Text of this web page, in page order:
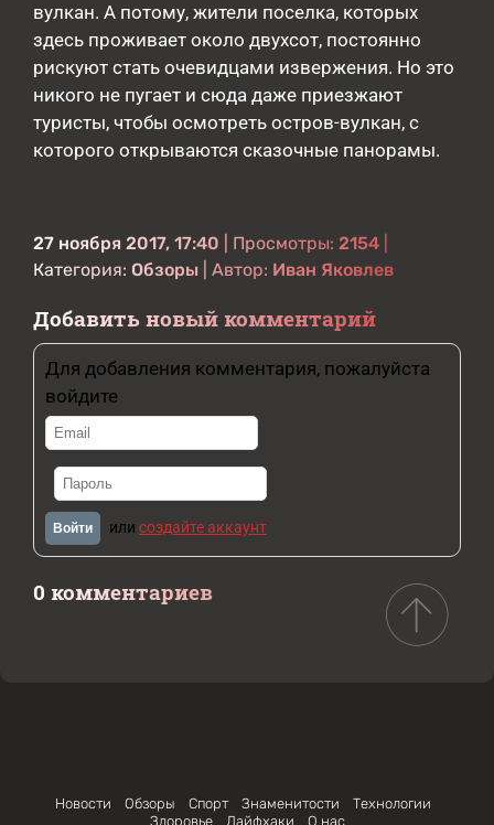
вулкан. А потому, жители поселка, которых
здесь проживает около двухсот, постоянно
рискуют стать очевидцами извержения. Но это
никого не пугает и сюда даже приезжают
туристы, чтобы осмотреть остров-вулкан, с
которого открываются сказочные панорамы.
27 ноября 2017, 17:40 | Просмотры: 2154
Категория: Обзоры | Автор: Иван Яковлев
Добавить новый комментарий
Для добавления комментария, пожалуйста
войдите
Войти или создайте аккаунт
0 комментариев
Новости Обзоры Спорт Знаменитости
Технологии
Здоровье
Лайфхаки О нас